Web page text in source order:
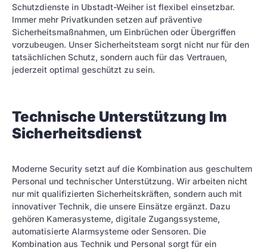
Schutzdienste in Ubstadt-Weiher ist flexibel einsetzbar.
Immer mehr Privatkunden setzen auf präventive
Sicherheitsmaßnahmen, um Einbrüchen oder Übergriffen
vorzubeugen. Unser Sicherheitsteam sorgt nicht nur für den
tatsächlichen Schutz, sondern auch für das Vertrauen,
jederzeit optimal geschützt zu sein.
Technische Unterstützung Im
Sicherheitsdienst
Moderne Security setzt auf die Kombination aus geschultem
Personal und technischer Unterstützung. Wir arbeiten nicht
nur mit qualifizierten Sicherheitskräften, sondern auch mit
innovativer Technik, die unsere Einsätze ergänzt. Dazu
gehören Kamerasysteme, digitale Zugangssysteme,
automatisierte Alarmsysteme oder Sensoren. Die
Kombination aus Technik und Personal sorgt für ein